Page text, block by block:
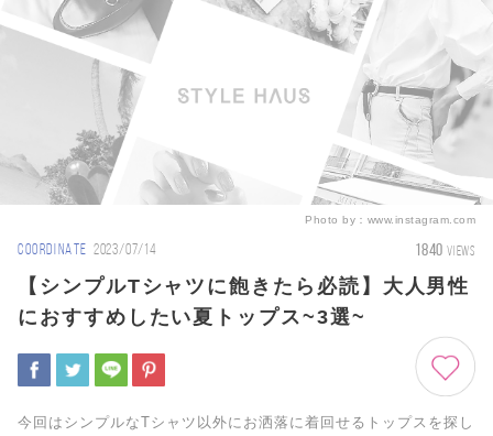
Photo by： www.instagram.com
COORDINATE 2023/07/14 1840 VIEWS
【シンプルTシャツに飽きたら必読】大人男性
におすすめしたい夏トップス~3選~
今回はシンプルなTシャツ以外にお洒落に着回せるトップスを探し